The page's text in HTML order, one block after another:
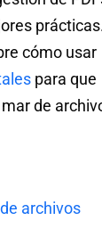
cómo usar
para que
de
archivos